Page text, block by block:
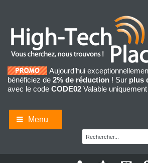
Aujourd’hui
bénéficiez de 2% de réduction ! Sur plus
avec le code CODE02 Valable
Menu